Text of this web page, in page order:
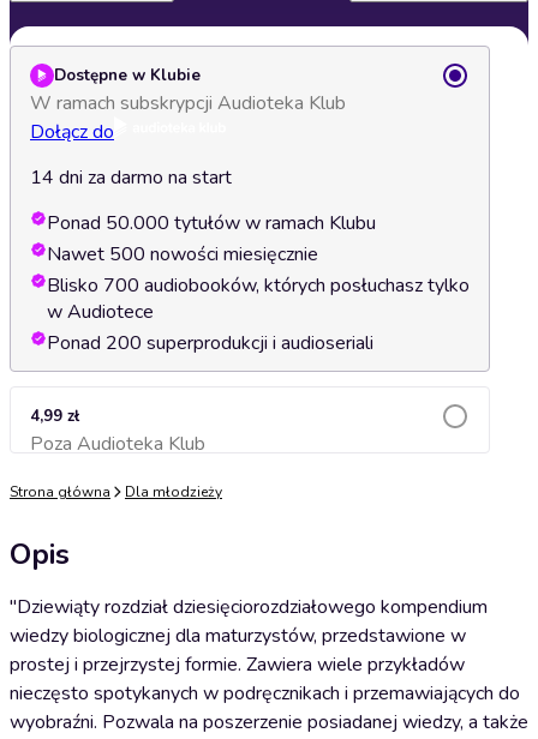
Dostępne w Klubie
W ramach subskrypcji Audioteka Klub
Dołącz do
14 dni za darmo na start
Ponad 50.000 tytułów w ramach Klubu
Nawet 500 nowości miesięcznie
Blisko 700 audiobooków, których posłuchasz tylko
w Audiotece
Ponad 200 superprodukcji i audioseriali
4,99 zł
Poza Audioteka KlubDodaj do koszyka
Strona główna Dla młodzieży
Opis
"Dziewiąty rozdział dziesięciorozdziałowego kompendium
wiedzy biologicznej dla maturzystów, przedstawione w
prostej i przejrzystej formie. Zawiera wiele przykładów
nieczęsto spotykanych w podręcznikach i przemawiających do
wyobraźni. Pozwala na poszerzenie posiadanej wiedzy, a także